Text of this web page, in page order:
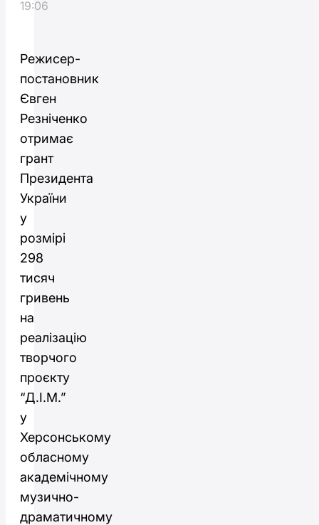
19:06
Режисер-
постановник
Євген
Резніченко
отримає
грант
Президента
України
у
розмірі
298
тисяч
гривень
на
реалізацію
творчого
проєкту
“Д.І.М.”
у
Херсонському
обласному
академічному
музично-
драматичному